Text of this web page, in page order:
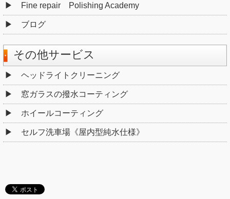
Fine repair Polishing Academy
ブログ
その他サービス
ヘッドライトクリーニング
窓ガラスの撥水コーティング
ホイールコーティング
セルフ洗車場《屋内型純水仕様》